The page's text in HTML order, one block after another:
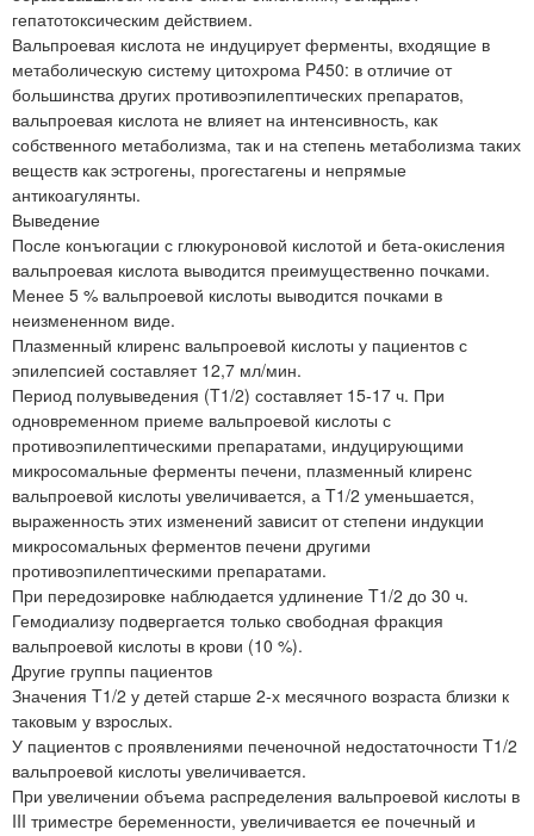
гепатотоксическим действием.
Вальпроевая кислота не индуцирует ферменты, входящие в
метаболическую систему цитохрома P450: в отличие от
большинства других противоэпилептических препаратов,
вальпроевая кислота не влияет на интенсивность, как
собственного метаболизма, так и на степень метаболизма таких
веществ как эстрогены, прогестагены и непрямые
антикоагулянты.
Выведение
После конъюгации с глюкуроновой кислотой и бета-окисления
вальпроевая кислота выводится преимущественно почками.
Менее 5 % вальпроевой кислоты выводится почками в
неизмененном виде.
Плазменный клиренс вальпроевой кислоты у пациентов с
эпилепсией составляет 12,7 мл/мин.
Период полувыведения (T1/2) составляет 15-17 ч. При
одновременном приеме вальпроевой кислоты с
противоэпилептическими препаратами, индуцирующими
микросомальные ферменты печени, плазменный клиренс
вальпроевой кислоты увеличивается, а T1/2 уменьшается,
выраженность этих изменений зависит от степени индукции
микросомальных ферментов печени другими
противоэпилептическими препаратами.
При передозировке наблюдается удлинение T1/2 до 30 ч.
Гемодиализу подвергается только свободная фракция
вальпроевой кислоты в крови (10 %).
Другие группы пациентов
Значения T1/2 у детей старше 2-х месячного возраста близки к
таковым у взрослых.
У пациентов с проявлениями печеночной недостаточности T1/2
вальпроевой кислоты увеличивается.
При увеличении объема распределения вальпроевой кислоты в
III триместре беременности, увеличивается ее почечный и